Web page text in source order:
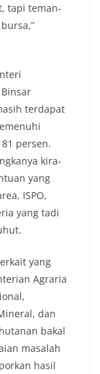
tapi teman-
terdapat
persen.
kira-
yang
ISPO,
yang tadi
yang
Agraria
dan
bakal
masalah
hasil